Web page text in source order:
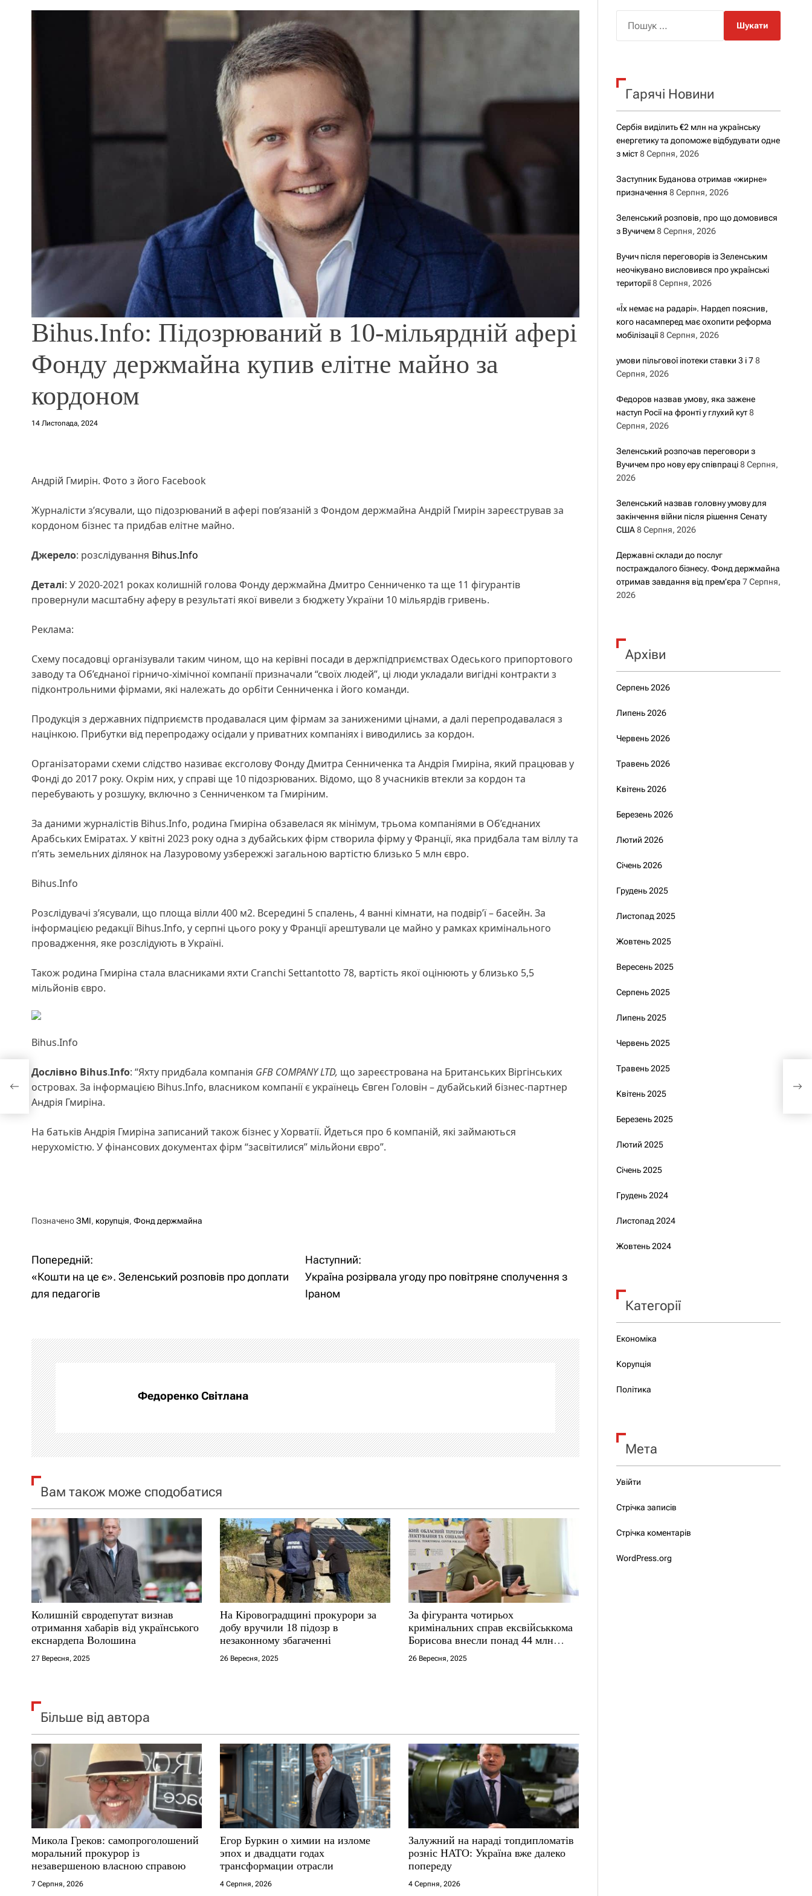
р
о
у
Bihus.Info: Підозрюваний в 10-мільярдній афері
Фонду держмайна купив елітне майно за
кордоном
14 Листопада, 2024
Андрій Гмирін. Фото з його Facebook
Журналісти з’ясували, що підозрюваний в афері пов’язаній з Фондом держмайна Андрій Гмирін зареєстрував за
кордоном бізнес та придбав елітне майно.
Джерело: розслідування Bihus.Info
Деталі: У 2020-2021 роках колишній голова Фонду держмайна Дмитро Сенниченко та ще 11 фігурантів
провернули масштабну аферу в результаті якої вивели з бюджету України 10 мільярдів гривень.
Реклама:
Схему посадовці організували таким чином, що на керівні посади в держпідприємствах Одеського припортового
заводу та Об’єднаної гірничо-хімічної компанії призначали “своїх людей”, ці люди укладали вигідні контракти з
підконтрольними фірмами, які належать до орбіти Сенниченка і його команди.
Продукція з державних підприємств продавалася цим фірмам за заниженими цінами, а далі перепродавалася з
націнкою. Прибутки від перепродажу осідали у приватних компаніях і виводились за кордон.
Організаторами схеми слідство називає ексголову Фонду Дмитра Сенниченка та Андрія Гмиріна, який працював у
Фонді до 2017 року. Окрім них, у справі ще 10 підозрюваних. Відомо, що 8 учасників втекли за кордон та
перебувають у розшуку, включно з Сенниченком та Гмиріним.
За даними журналістів Bihus.Info, родина Гмиріна обзавелася як мінімум, трьома компаніями в Об’єднаних
Арабських Еміратах. У квітні 2023 року одна з дубайських фірм створила фірму у Франції, яка придбала там віллу та
п’ять земельних ділянок на Лазуровому узбережжі загальною вартістю близько 5 млн євро.
Bihus.Info
Розслідувачі з’ясували, що площа вілли 400 м2. Всередині 5 спалень, 4 ванні кімнати, на подвір’ї – басейн. За
інформацією редакції Bihus.Info, у серпні цього року у Франції арештували це майно у рамках кримінального
провадження, яке розслідують в Україні.
Також родина Гмиріна стала власниками яхти Cranchi Settantotto 78, вартість якої оцінюють у близько 5,5
мільйонів євро.
Bihus.Info
Дослівно Bihus.Info: “Яхту придбала компанія GFB COMPANY LTD, що зареєстрована на Британських Віргінських
островах. За інформацією Bihus.Info, власником компанії є українець Євген Головін – дубайський бізнес-партнер
Андрія Гмиріна.
На батьків Андрія Гмиріна записаний також бізнес у Хорватії. Йдеться про 6 компаній, які займаються
нерухомістю. У фінансових документах фірм “засвітилися” мільйони євро”.
ПозначеноЗМІ, корупція, Фонд держмайна
Н
а
і
г
а
ц
і
я
а
и
с
і
в
Попередній:
«Кошти на це є». Зеленський розповів про доплати
для педагогів
Наступний:
Україна розірвала угоду про повітряне сполучення з
Іраном
Федоренко Світлана
Вам також може сподобатися
Колишній євродепутат визнав
отримання хабарів від українського
екснардепа Волошина
27 Вересня, 2025
На Кіровоградщині прокурори за
добу вручили 18 підозр в
незаконному збагаченні
26 Вересня, 2025
За фігуранта чотирьох
кримінальних справ ексвійськкома
Борисова внесли понад 44 млн
застави
26 Вересня, 2025
Більше від автора
Микола Греков: самопроголошений
моральний прокурор із
незавершеною власною справою
7 Серпня, 2026
Егор Буркин о химии на изломе
эпох и двадцати годах
трансформации отрасли
4 Серпня, 2026
Залужний на нараді топдипломатів
розніс НАТО: Україна вже далеко
попереду
4 Серпня, 2026
к
Гарячі Новини
Сербія виділить €2 млн на українську
енергетику та допоможе відбудувати одне
з міст 8 Серпня, 2026
Заступник Буданова отримав «жирне»
призначення 8 Серпня, 2026
Зеленський розповів, про що домовився
з Вучичем 8 Серпня, 2026
Вучич після переговорів із Зеленським
неочікувано висловився про українські
території 8 Серпня, 2026
«Їх немає на радарі». Нардеп пояснив,
кого насамперед має охопити реформа
мобілізації 8 Серпня, 2026
умови пільгової іпотеки ставки 3 і 7 8
Серпня, 2026
Федоров назвав умову, яка зажене
наступ Росії на фронті у глухий кут 8
Серпня, 2026
Зеленський розпочав переговори з
Вучичем про нову еру співпраці 8 Серпня,
2026
Зеленський назвав головну умову для
закінчення війни після рішення Сенату
США 8 Серпня, 2026
Державні склади до послуг
постраждалого бізнесу. Фонд держмайна
отримав завдання від прем’єра 7 Серпня,
2026
Архіви
Серпень 2026
Липень 2026
Червень 2026
Травень 2026
Квітень 2026
Березень 2026
Лютий 2026
Січень 2026
Грудень 2025
Листопад 2025
Жовтень 2025
Вересень 2025
Серпень 2025
Липень 2025
Червень 2025
Травень 2025
Квітень 2025
Березень 2025
Лютий 2025
Січень 2025
Грудень 2024
Листопад 2024
Жовтень 2024
Категорії
Економіка
Корупція
Політика
Мета
Увійти
Стрічка записів
Стрічка коментарів
WordPress.org